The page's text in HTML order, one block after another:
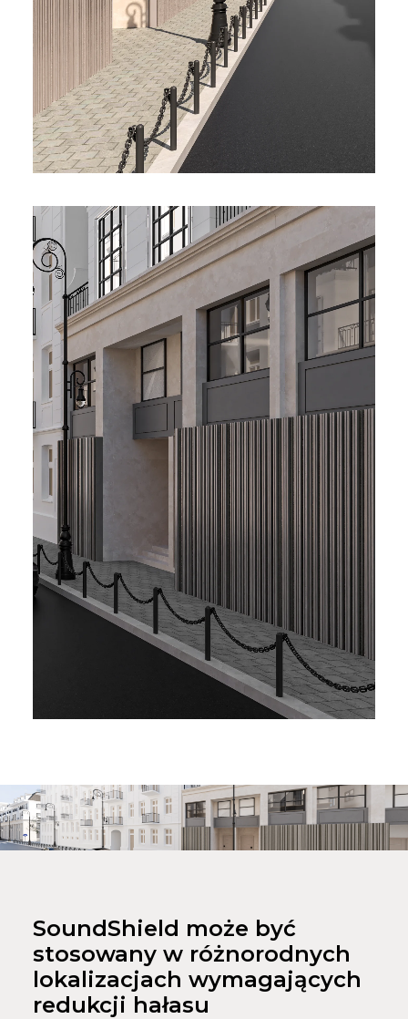
SoundShield może być
stosowany w różnorodnych
lokalizacjach wymagających
redukcji hałasu